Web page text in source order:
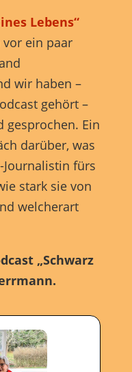
Lebens“
ein paar
wir haben –
gehört –
gesprochen. Ein
darüber, was
fürs
stark sie von
welcherart
„Schwarz